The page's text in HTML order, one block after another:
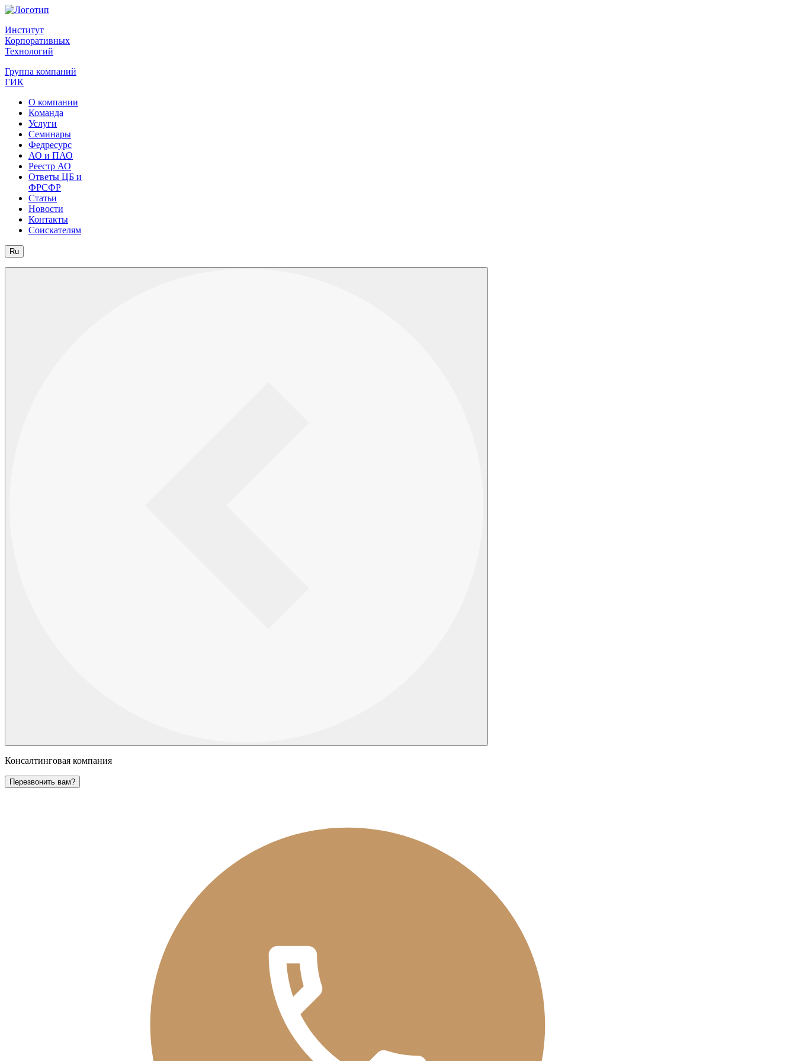
Институт
Корпоративных
Технологий
Группа компаний
ГИК
О компании
Команда
Услуги
Семинары
Федресурс
АО и ПАО
Реестр АО
Ответы ЦБ и
ФРСФР
Статьи
Новости
Контакты
Соискателям
Ru
Консалтинговая компания
Перезвонить вам?